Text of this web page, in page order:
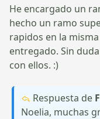
He encargado un
hecho un ramo
rapidos en la
entregado. Sin
con ellos. :)
Respuesta de
Noelia, muchas